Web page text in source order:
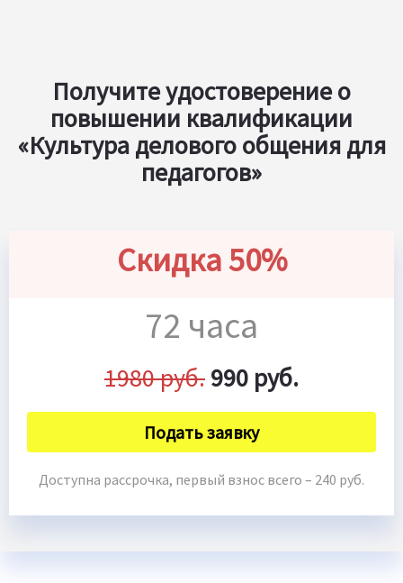
Получите удостоверение о
повышении квалификации
«Культура делового общения для
педагогов»
Скидка 50%
72 часа
1980 руб.990 руб.
Подать заявку
Доступна рассрочка, первый взнос всего – 240 руб.